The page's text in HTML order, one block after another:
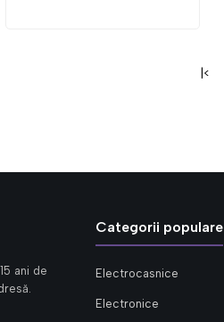
|<
ani de
Categorii populare
Electrocasnice
Electronice